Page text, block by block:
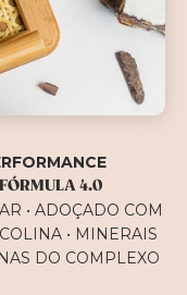
4.0
• ADOÇADO COM
• MINERAIS
DO COMPLEXO